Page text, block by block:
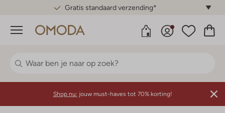
Gratis standaard verzending*
Menu
Shop nu: jouw must-haves tot 70% korting!